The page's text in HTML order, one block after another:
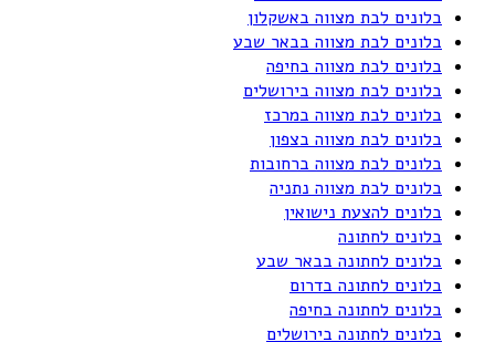
בלונים לבת מצווה באשקלון
בלונים לבת מצווה בבאר שבע
בלונים לבת מצווה בחיפה
בלונים לבת מצווה בירושלים
בלונים לבת מצווה במרכז
בלונים לבת מצווה בצפון
בלונים לבת מצווה ברחובות
בלונים לבת מצווה נתניה
בלונים להצעת נישואין
בלונים לחתונה
בלונים לחתונה בבאר שבע
בלונים לחתונה בדרום
בלונים לחתונה בחיפה
בלונים לחתונה בירושלים